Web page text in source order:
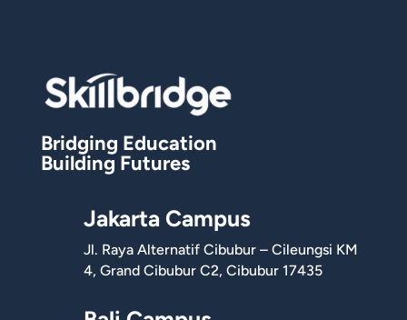
Bridging Education
Building Futures
Jakarta Campus
Jl. Raya Alternatif Cibubur – Cileungsi KM
4, Grand Cibubur C2, Cibubur 17435